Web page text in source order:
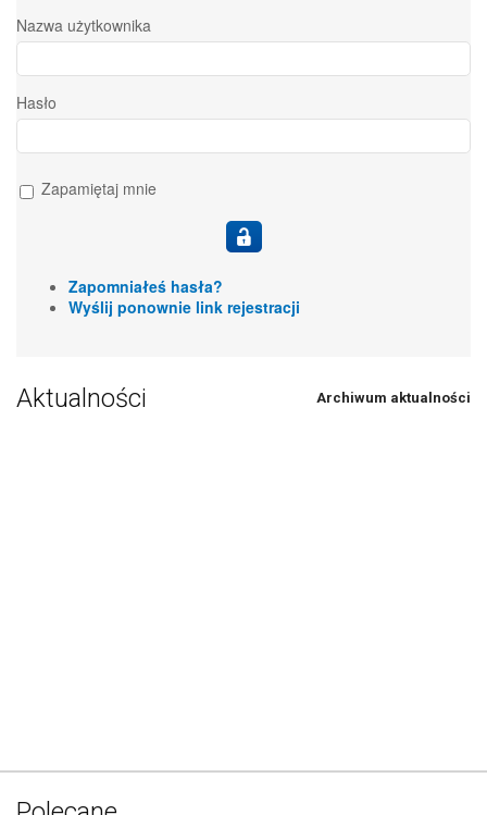
Nazwa użytkownika
Hasło
Zapamiętaj mnie
Zapomniałeś hasła?
Wyślij ponownie link rejestracji
Aktualności Archiwum aktualności